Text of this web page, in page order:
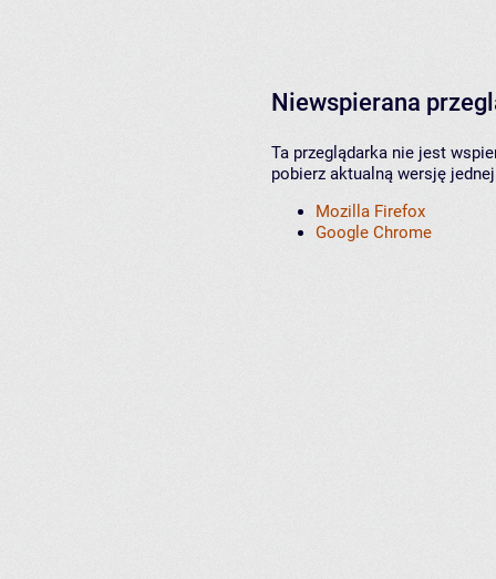
Niewspierana
Ta przeglądarka nie jest
pobierz aktualną wersję
Mozilla Firefox
Google Chrome